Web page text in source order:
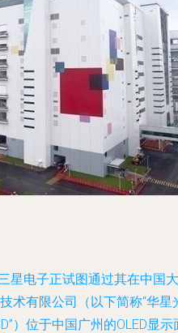
星电子正试图通过其在中国大
术有限公司（以下简称“华星
）位于中国广州的OLED显示